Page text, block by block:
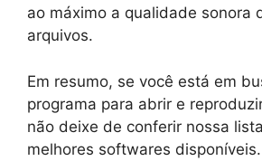
ao máximo a qualidade sonora
arquivos.
Em resumo, se você está em
programa para abrir e
não deixe de conferir nossa
melhores softwares